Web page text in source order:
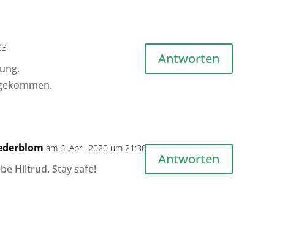
Antworten
am 6. April 2020 um 21:30
Hiltrud. Stay safe!
Antworten